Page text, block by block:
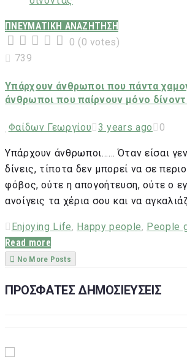
ΠΝΕΥΜΑΤΙΚΗ ΑΝΑΖΗΤΗΣΗ
2
1
0 (0 votes)
739
Υπάρχουν άνθρωποι που πάντα
άνθρωποι που παίρνουν μόνο
Φαίδων Γεωργίου 3 years ago 0
Υπάρχουν άνθρωποι…… Όταν είσαι
δίνεις, τίποτα δεν μπορεί να σε
φόβος, ούτε η απογοήτευση, ούτε ο
ανοίγεις τα χέρια σου και να
Enjoying Life, Happy people, People
Read more
No More Posts
ΠΡΟΣΦΑΤΕΣ ΔΗΜΟΣΙΕΥΣΕΙΣ